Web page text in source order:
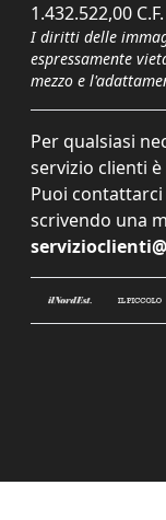
1.432.522,00
I diritti delle
espressamente
mezzo e
Per qualsiasi
servizio clienti
Puoi
scrivendo una